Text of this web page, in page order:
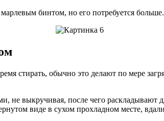
бинтом, но его потребуется больше.
стирать, обычно это делают по мере
не выкручивая, после чего
виде в сухом прохладном месте,